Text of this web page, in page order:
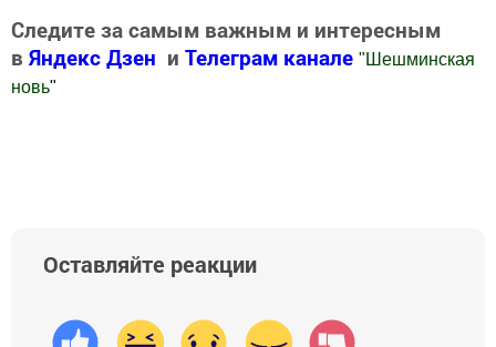
Следите за самым важным и интересным
в Яндекс Дзен и Телеграм канале " Шешминская
новь"
Оставляйте реакции